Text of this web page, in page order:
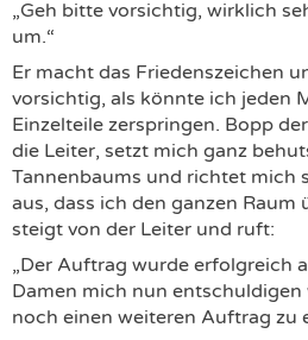
„Geh bitte vorsichtig, wirklich
um.“
Er macht das Friedenszeichen
vorsichtig, als könnte ich jeden
Einzelteile zerspringen. Bopp
die Leiter, setzt mich ganz
Tannenbaums und richtet mich
aus, dass ich den ganzen Raum
steigt von der Leiter und ruft:
„Der Auftrag wurde erfolgreich
Damen mich nun
noch einen weiteren Auftrag zu